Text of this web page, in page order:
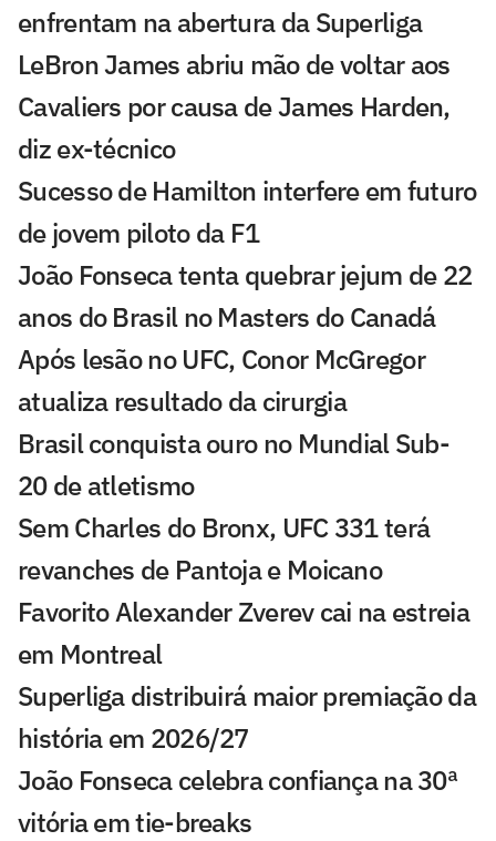
enfrentam na abertura da Superliga
LeBron James abriu mão de voltar aos
Cavaliers por causa de James Harden,
diz ex-técnico
Sucesso de Hamilton interfere em futuro
de jovem piloto da F1
João Fonseca tenta quebrar jejum de 22
anos do Brasil no Masters do Canadá
Após lesão no UFC, Conor McGregor
atualiza resultado da cirurgia
Brasil conquista ouro no Mundial Sub-
20 de atletismo
Sem Charles do Bronx, UFC 331 terá
revanches de Pantoja e Moicano
Favorito Alexander Zverev cai na estreia
em Montreal
Superliga distribuirá maior premiação da
história em 2026/27
João Fonseca celebra confiança na 30ª
vitória em tie-breaks